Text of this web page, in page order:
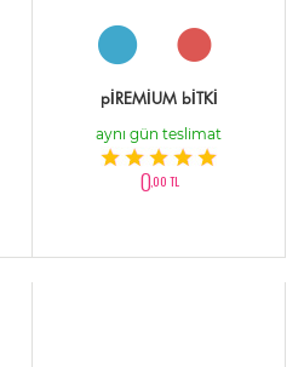
pİREMİUM bİTKİ
aynı gün teslimat
0,00 TL